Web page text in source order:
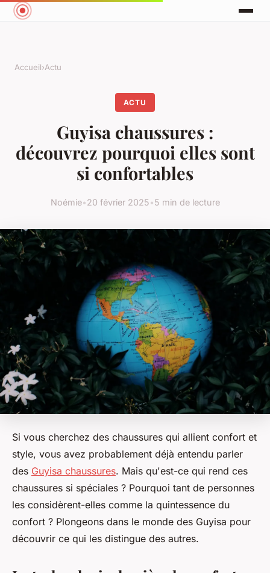
Accueil›Actu
ACTU
Guyisa chaussures :
découvrez pourquoi elles sont
si confortables
Noémie•20 février 2025•5 min de lecture
Si vous cherchez des chaussures qui allient confort et
style, vous avez probablement déjà entendu parler
des Guyisa chaussures. Mais qu'est-ce qui rend ces
chaussures si spéciales ? Pourquoi tant de personnes
les considèrent-elles comme la quintessence du
confort ? Plongeons dans le monde des Guyisa pour
découvrir ce qui les distingue des autres.